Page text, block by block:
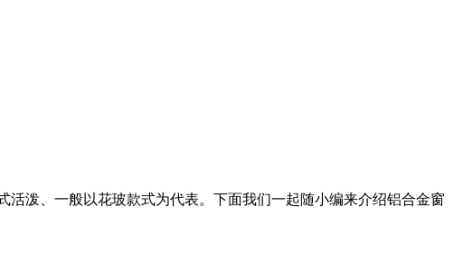
泼、一般以花玻款式为代表。下面我们一起随小编来介绍铝合金窗